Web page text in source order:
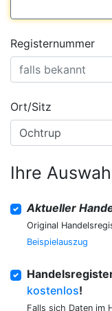
Registernummer
Ort/Sitz
Ihre
Aktueller
Original
Beispielauszug
kostenlos!
Falls sich Daten im